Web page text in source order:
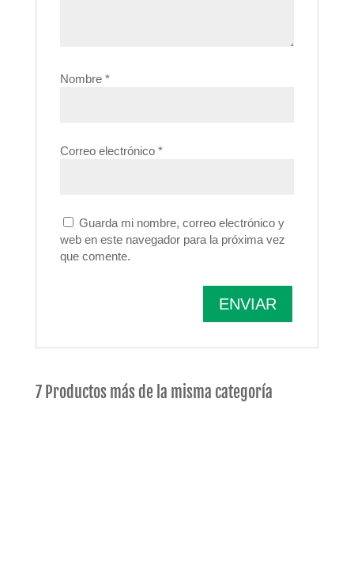
Nombre *
Correo electrónico *
Guarda mi nombre, correo electrónico y
web en este navegador para la próxima vez
que comente.
7 Productos más de la misma categoría